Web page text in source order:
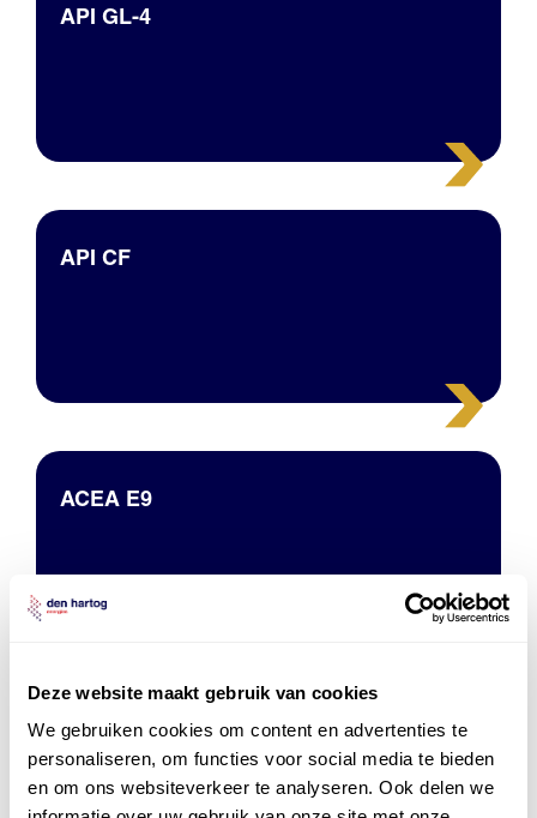
Deze website maakt gebruik van cookies
We gebruiken cookies om content en advertenties te
personaliseren, om functies voor social media te bieden
en om ons websiteverkeer te analyseren. Ook delen we
API GL-4
API CF
ACEA E9
ACEA E7